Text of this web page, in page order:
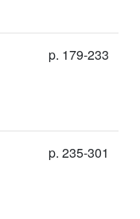
p. 179-233
p. 235-301